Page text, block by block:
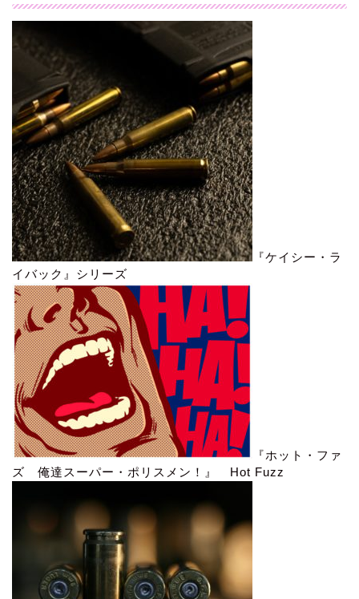
『ケイシー・ラ
イバック』シリーズ
『ホット・ファ
ズ 俺達スーパー・ポリスメン！』 Hot Fuzz